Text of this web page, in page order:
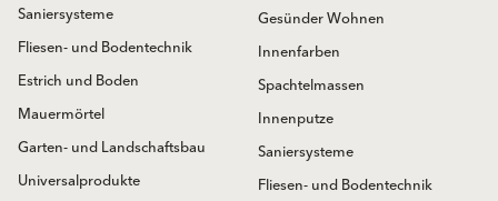
Saniersysteme
Fliesen- und Bodentechnik
Estrich und Boden
Mauermörtel
Garten- und Landschaftsbau
Universalprodukte
Gesünder Wohnen
Innenfarben
Spachtelmassen
Innenputze
Saniersysteme
Fliesen- und Bodentechnik